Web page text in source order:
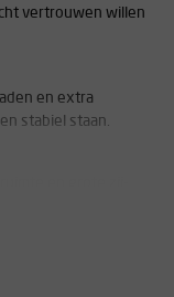
vertrouwen willen
en extra
stabiel staan.
met z’n tweeën